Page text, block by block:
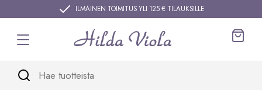
ILMAINEN TOIMITUS YLI 125 € TILAUKSILLE